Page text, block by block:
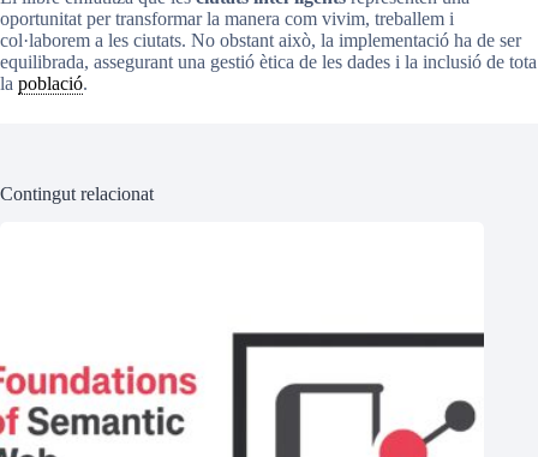
oportunitat per transformar la manera com vivim, treballem i
col·laborem a les ciutats. No obstant això, la implementació ha de ser
equilibrada, assegurant una gestió ètica de les dades i la inclusió de tota
la població.
Contingut relacionat